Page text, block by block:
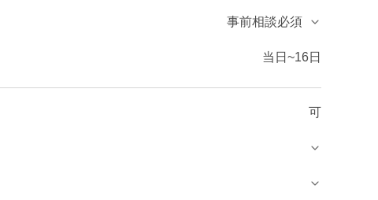
事前相談必須
当日~16日
可